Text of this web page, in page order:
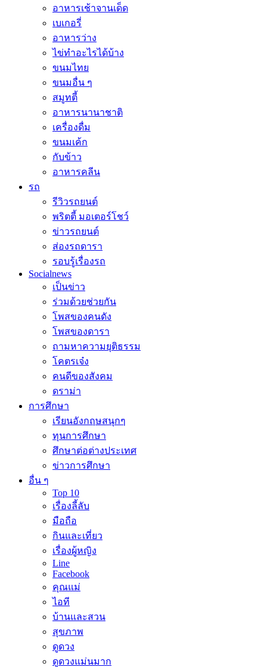
อาหารเช้าจานเด็ด
เบเกอรี่
อาหารว่าง
ไข่ทำอะไรได้บ้าง
ขนมไทย
ขนมอื่น ๆ
สมูทตี้
อาหารนานาชาติ
เครื่องดื่ม
ขนมเค้ก
กับข้าว
อาหารคลีน
รถ
รีวิวรถยนต์
พริตตี้ มอเตอร์โชว์
ข่าวรถยนต์
ส่องรถดารา
รอบรู้เรื่องรถ
Socialnews
เป็นข่าว
ร่วมด้วยช่วยกัน
โพสของคนดัง
โพสของดารา
ถามหาความยุติธรรม
โคตรเจ๋ง
คนดีของสังคม
ดราม่า
การศึกษา
เรียนอังกฤษสนุกๆ
ทุนการศึกษา
ศึกษาต่อต่างประเทศ
ข่าวการศึกษา
อื่น ๆ
Top 10
เรื่องลี้ลับ
มือถือ
กินและเที่ยว
เรื่องผู้หญิง
Line
Facebook
คุณแม่
ไอที
บ้านและสวน
สุขภาพ
ดูดวง
ดูดวงแม่นมาก